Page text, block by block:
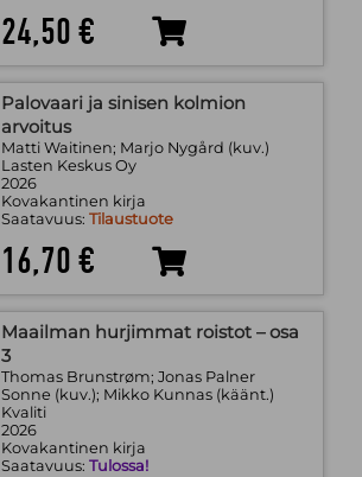
24,50 €
Palovaari ja sinisen kolmion
arvoitus
Matti Waitinen; Marjo Nygård (kuv.)
Lasten Keskus Oy
2026
Kovakantinen kirja
Saatavuus: Tilaustuote
16,70 €
Maailman hurjimmat roistot – osa
3
Thomas Brunstrøm; Jonas Palner
Sonne (kuv.); Mikko Kunnas (käänt.)
Kvaliti
2026
Kovakantinen kirja
Saatavuus: Tulossa!